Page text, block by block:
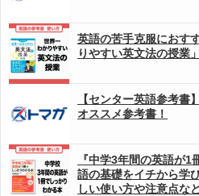
英語の苦手克服におす
りやすい英文法の授業
【センター英語参考書
オススメ参考書！
『中学3年間の英語が
語の基礎をイチから学
しい使い方や注意点な